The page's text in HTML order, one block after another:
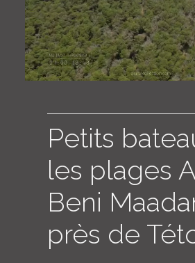
Petits
les plages
Beni
près de